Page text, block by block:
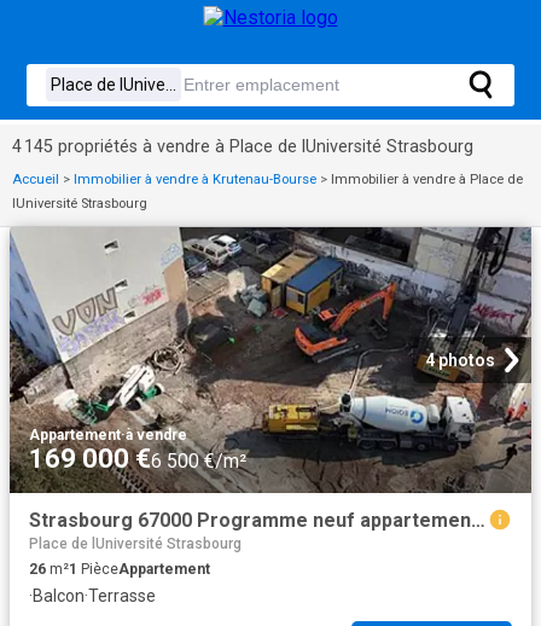
4 145 propriétés à vendre à Place de lUniversité Strasbourg
Accueil > Immobilier à vendre à Krutenau-Bourse > Immobilier à vendre à Place de
lUniversité Strasbourg
4 photos
Appartement·à vendre
169 000 €6 500 €/m²
Strasbourg 67000 Programme neuf appartement neuf à vendre t1
Place de lUniversité Strasbourg
26 m²1 PièceAppartement
·Balcon·Terrasse